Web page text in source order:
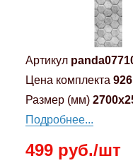
Артикул
Цена комплекта
Размер (мм)
Подробнее...
499 руб./шт